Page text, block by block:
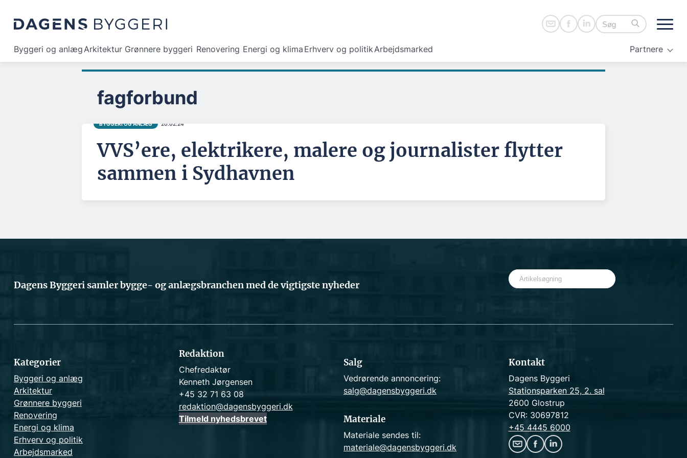
Byggeri og anlægArkitektur Grønnere byggeri Renovering Energi og klima Erhverv og politikArbejdsmarked Partnere
fagforbund
BYGGERI OG ANLÆG 20.02.24
VVS’ere, elektrikere, malere og journalister flytter
sammen i Sydhavnen
Dagens Byggeri samler bygge- og anlægsbranchen med de vigtigste nyheder
S
e
c
Kategorier
Byggeri og anlæg
Arkitektur
Grønnere byggeri
Renovering
Energi og klima
Erhverv og politik
Arbejdsmarked
Redaktion
Chefredaktør
Kenneth Jørgensen
+45 32 71 63 08
redaktion@dagensbyggeri.dk
Tilmeld nyhedsbrevet
Salg
Vedrørende annoncering:
salg@dagensbyggeri.dk
Materiale
Materiale sendes til:
materiale@dagensbyggeri.dk
Kontakt
Dagens Byggeri
Stationsparken 25, 2. sal
2600 Glostrup
CVR: 30697812
+45 4445 6000